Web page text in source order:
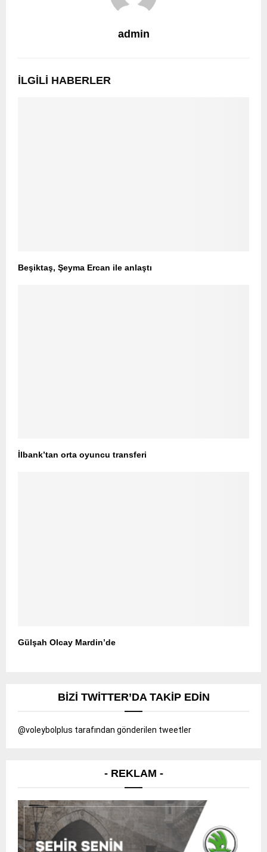
admin
İLGILI HABERLER
Beşiktaş, Şeyma Ercan ile anlaştı
İlbank’tan orta oyuncu transferi
Gülşah Olcay Mardin’de
BIZI TWITTER’DA TAKIP EDIN
@voleybolplus tarafından gönderilen tweetler
- REKLAM -